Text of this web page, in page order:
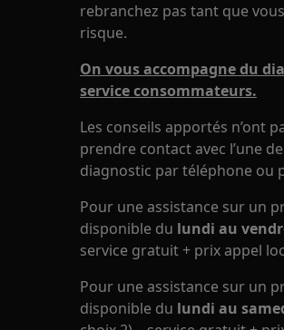
rebranchez pas tant que
risque.
On vous accompagne du
service consommateurs.
Les conseils apportés n’ont
prendre contact avec l’une
diagnostic par téléphone ou
Pour une assistance sur un
disponible du lundi au
service gratuit + prix appel
Pour une assistance sur un
disponible du lundi au